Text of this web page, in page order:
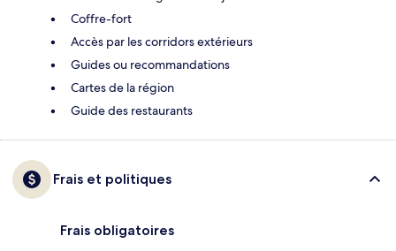
Coffre-fort
Accès par les corridors extérieurs
Guides ou recommandations
Cartes de la région
Guide des restaurants
Frais et politiques
Frais obligatoires